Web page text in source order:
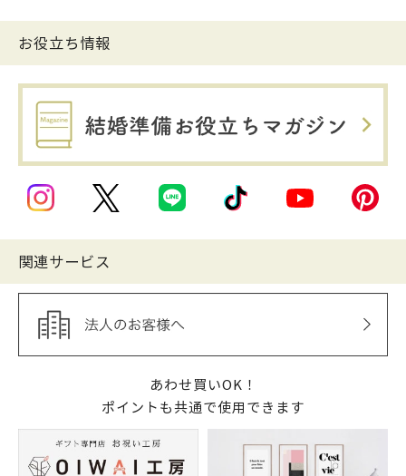
お役立ち情報
関連サービス
あわせ買いOK！
ポイントも共通で使用できます